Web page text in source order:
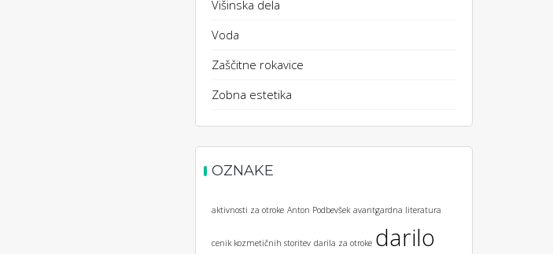
Višinska dela
Voda
Zaščitne rokavice
Zobna estetika
OZNAKE
aktivnosti za otroke Anton Podbevšek avantgardna literatura
cenik kozmetičnih storitev darila za otroke darilo